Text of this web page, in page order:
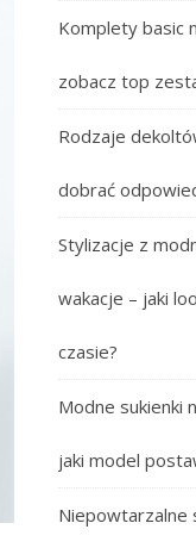
Komplety basic
zobacz top
Rodzaje
dobrać
Stylizacje z
wakacje – jaki
czasie?
Modne sukienki
jaki model
Niepowtarzalne